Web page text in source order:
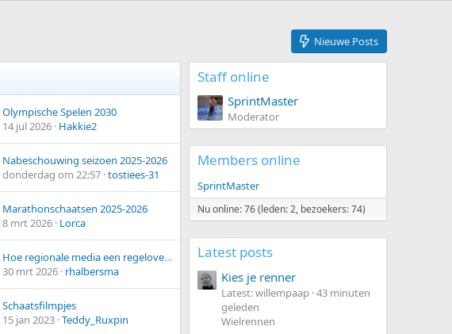
Nieuwe Posts
Olympische Spelen 2030
14 jul 2026 Hakkie2
Nabeschouwing seizoen 2025-2026
donderdag om 22:57 tostiees-31
Marathonschaatsen 2025-2026
8 mrt 2026 Lorca
Hoe regionale media een regelovertreding romantiseerden: De Elfstedentocht van 1986 en de bijbehorende tuchtzaak.
30 mrt 2026 rhalbersma
Schaatsfilmpjes
15 jan 2023 Teddy_Ruxpin
Staff online
SprintMaster
Moderator
Members online
SprintMaster
Nu online: 76 (leden: 2, bezoekers: 74)
Latest posts
Kies je renner
Latest: willempaap 43 minuten
geleden
Wielrennen